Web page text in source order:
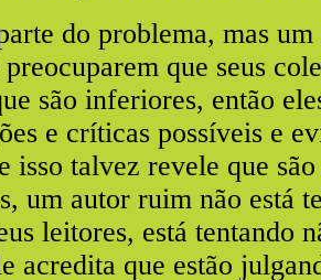
do problema, mas
preocuparem que seus
são inferiores, então
e críticas possíveis e
isso talvez revele que
um autor ruim não está
leitores, está tentando
acredita que estão